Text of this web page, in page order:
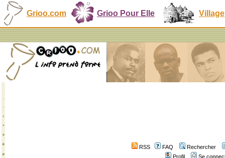
Grioo.com Grioo Pour Elle Village
RSS FAQ
Rechercher
Profil
Se